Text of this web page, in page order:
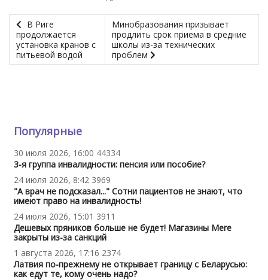
В Риге
продолжается
установка кранов с
питьевой водой
Минобразования призывает
продлить срок приема в средние
школы из-за технических
проблем
Популярные
30 июля 2026, 16:00 44334
3-я группа инвалидности: пенсия или пособие?
24 июля 2026, 8:42 3969
"А врач не подсказал..." Сотни пациентов не знают, что
имеют право на инвалидность!
24 июля 2026, 15:01 3911
Дешевых пряников больше не будет! Магазины Mere
закрыты из-за санкций
1 августа 2026, 17:16 2374
Латвия по-прежнему не открывает границу с Беларусью:
как едут те, кому очень надо?